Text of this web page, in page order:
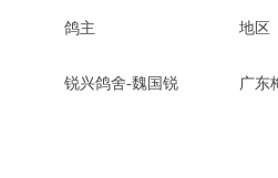
鸽主 地区
锐兴鸽舍-魏国锐 广东